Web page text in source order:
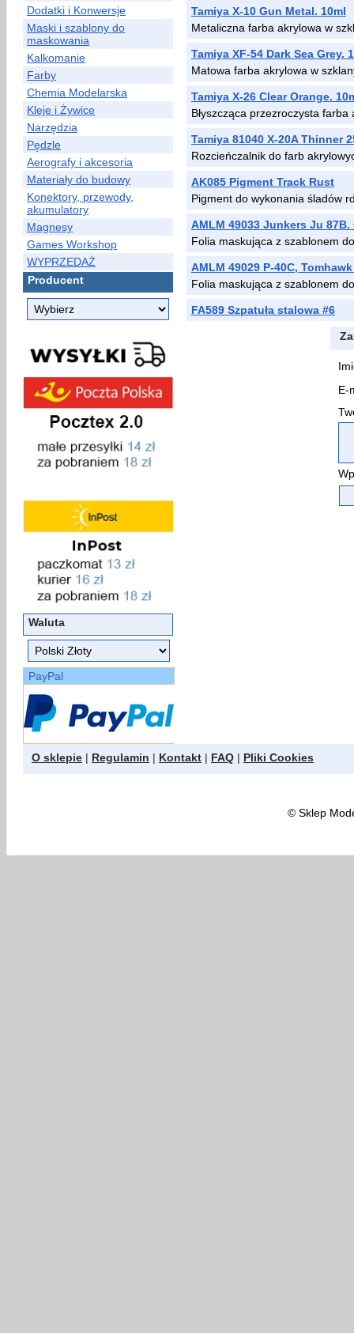
Dodatki i Konwersje
Maski i szablony do
maskowania
Kalkomanie
Farby
Chemia Modelarska
Kleje i Żywice
Narzędzia
Pędzle
Aerografy i akcesoria
Materiały do budowy
Konektory, przewody,
akumulatory
Magnesy
Games Workshop
WYPRZEDAŻ
Producent
Waluta
PayPal
Tamiya X-10 Gun Metal. 10ml
Metaliczna farba akrylowa w
Tamiya XF-54 Dark Sea Grey.
Matowa farba akrylowa w
Tamiya X-26 Clear Orange.
Błyszcząca przezroczysta
Tamiya 81040 X-20A Thinner
Rozcieńczalnik do farb
AK085 Pigment Track Rust
Pigment do wykonania śladów
AMLM 49033 Junkers Ju
Folia maskująca z szablonem
AMLM 49029 P-40C,
Folia maskująca z szablonem
FA589 Szpatuła stalowa #6
E-
O sklepie | Regulamin | Kontakt | FAQ | Pliki Cookies
©Sklep